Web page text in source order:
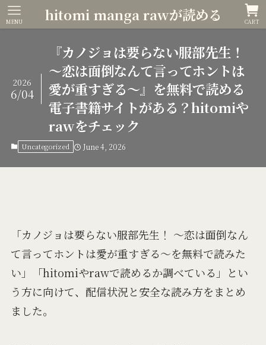
hitomi manga rawが読める CART
MENU
『カノジョは要らない服部先生！
～恋は面倒なんて言ってホントは
愛が重すぎる～』を無料で読める
電子書籍サイトがある？hitomiや
rawをチェック
2026
6/04
Uncategorized June 4, 2026
「カノジョは要らない服部先生！ ～恋は面倒なん
て言ってホントは愛が重すぎる～を無料で読みた
い」「hitomiやrawで読めるか調べている」とい
う方に向けて、配信状況と安全な読み方をまとめ
ました。